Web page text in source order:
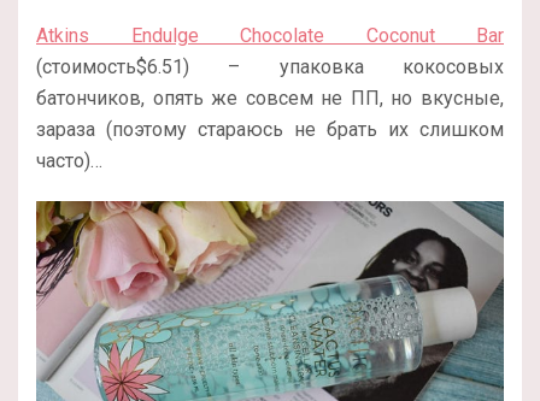
Atkins Endulge Chocolate Coconut Bar
(стоимость$6.51) – упаковка кокосовых
батончиков, опять же совсем не ПП, но вкусные,
зараза (поэтому стараюсь не брать их слишком
часто)…